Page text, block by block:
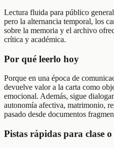
Lectura fluida para público
pero la alternancia temporal, los
sobre la memoria y el archivo
crítica y académica.
Por qué leerlo hoy
Porque en una época de
devuelve valor a la carta como
emocional. Además, sigue
autonomía afectiva, matrimonio,
pasado desde documentos
Pistas rápidas para clase o